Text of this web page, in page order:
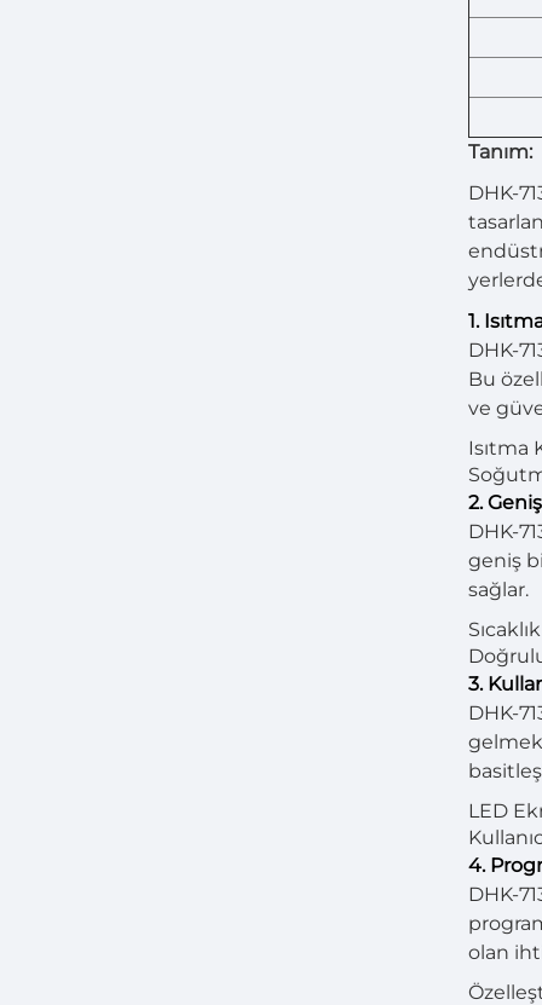
Tanım:
DHK-
1.
DHK-
Bu
ve
Isıtma
2.
DHK-
geniş
sağlar.
3.
DHK-
LED
4.
DHK-
olan